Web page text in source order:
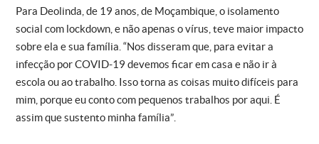
Para Deolinda, de 19 anos, de Moçambique, o isolamento
social com lockdown, e não apenas o vírus, teve maior impacto
sobre ela e sua família. “Nos disseram que, para evitar a
infecção por COVID-19 devemos ficar em casa e não ir à
escola ou ao trabalho. Isso torna as coisas muito difíceis para
mim, porque eu conto com pequenos trabalhos por aqui. É
assim que sustento minha família”.